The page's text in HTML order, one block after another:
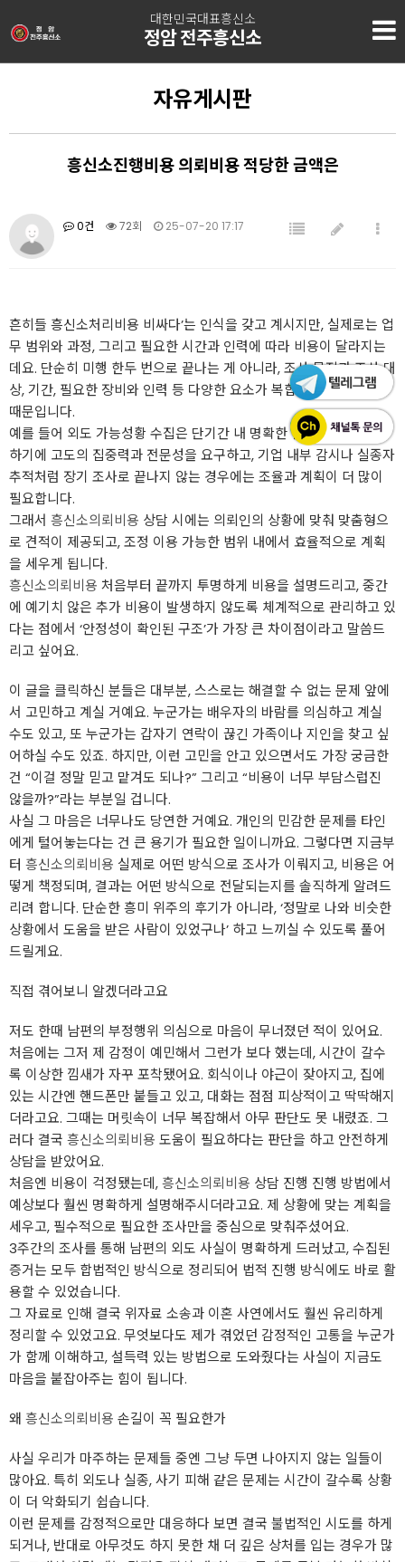
대한민국대표흥신소
정암 전주흥신소
자유게시판
흥신소진행비용 의뢰비용 적당한 금액은
0건 72회 25-07-20 17:17
흔히들 흥신소처리비용 비싸다’는 인식을 갖고 계시지만, 실제로는 업
무 범위와 과정, 그리고 필요한 시간과 인력에 따라 비용이 달라지는
데요. 단순히 미행 한두 번으로 끝나는 게 아니라, 조사 목적과 조사 대
상, 기간, 필요한 장비와 인력 등 다양한 요소가 복합적으로 반영되기
때문입니다.
예를 들어 외도 가능성황 수집은 단기간 내 명확한 결과를 도출해야
하기에 고도의 집중력과 전문성을 요구하고, 기업 내부 감시나 실종자
추적처럼 장기 조사로 끝나지 않는 경우에는 조율과 계획이 더 많이
필요합니다.
그래서 흥신소의뢰비용 상담 시에는 의뢰인의 상황에 맞춰 맞춤형으
로 견적이 제공되고, 조정 이용 가능한 범위 내에서 효율적으로 계획
을 세우게 됩니다.
흥신소의뢰비용 처음부터 끝까지 투명하게 비용을 설명드리고, 중간
에 예기치 않은 추가 비용이 발생하지 않도록 체계적으로 관리하고 있
다는 점에서 ‘안정성이 확인된 구조’가 가장 큰 차이점이라고 말씀드
리고 싶어요.
이 글을 클릭하신 분들은 대부분, 스스로는 해결할 수 없는 문제 앞에
서 고민하고 계실 거예요. 누군가는 배우자의 바람를 의심하고 계실
수도 있고, 또 누군가는 갑자기 연락이 끊긴 가족이나 지인을 찾고 싶
어하실 수도 있죠. 하지만, 이런 고민을 안고 있으면서도 가장 궁금한
건 “이걸 정말 믿고 맡겨도 되나?” 그리고 “비용이 너무 부담스럽진
않을까?”라는 부분일 겁니다.
사실 그 마음은 너무나도 당연한 거예요. 개인의 민감한 문제를 타인
에게 털어놓는다는 건 큰 용기가 필요한 일이니까요. 그렇다면 지금부
터 흥신소의뢰비용 실제로 어떤 방식으로 조사가 이뤄지고, 비용은 어
떻게 책정되며, 결과는 어떤 방식으로 전달되는지를 솔직하게 알려드
리려 합니다. 단순한 흥미 위주의 후기가 아니라, ‘정말로 나와 비슷한
상황에서 도움을 받은 사람이 있었구나’ 하고 느끼실 수 있도록 풀어
드릴게요.
직접 겪어보니 알겠더라고요
저도 한때 남편의 부정행위 의심으로 마음이 무너졌던 적이 있어요.
처음에는 그저 제 감정이 예민해서 그런가 보다 했는데, 시간이 갈수
록 이상한 낌새가 자꾸 포착됐어요. 회식이나 야근이 잦아지고, 집에
있는 시간엔 핸드폰만 붙들고 있고, 대화는 점점 피상적이고 딱딱해지
더라고요. 그때는 머릿속이 너무 복잡해서 아무 판단도 못 내렸죠. 그
러다 결국 흥신소의뢰비용 도움이 필요하다는 판단을 하고 안전하게
상담을 받았어요.
처음엔 비용이 걱정됐는데,흥신소의뢰비용 상담 진행 진행 방법에서
예상보다 훨씬 명확하게 설명해주시더라고요. 제 상황에 맞는 계획을
세우고, 필수적으로 필요한 조사만을 중심으로 맞춰주셨어요.
3주간의 조사를 통해 남편의 외도 사실이 명확하게 드러났고, 수집된
증거는 모두 합법적인 방식으로 정리되어 법적 진행 방식에도 바로 활
용할 수 있었습니다.
그 자료로 인해 결국 위자료 소송과 이혼 사연에서도 훨씬 유리하게
정리할 수 있었고요. 무엇보다도 제가 겪었던 감정적인 고통을 누군가
가 함께 이해하고, 설득력 있는 방법으로 도와줬다는 사실이 지금도
마음을 붙잡아주는 힘이 됩니다.
왜 흥신소의뢰비용 손길이 꼭 필요한가
사실 우리가 마주하는 문제들 중엔 그냥 두면 나아지지 않는 일들이
많아요. 특히 외도나 실종, 사기 피해 같은 문제는 시간이 갈수록 상황
이 더 악화되기 쉽습니다.
이런 문제를 감정적으로만 대응하다 보면 결국 불법적인 시도를 하게
되거나, 반대로 아무것도 하지 못한 채 더 깊은 상처를 입는 경우가 많